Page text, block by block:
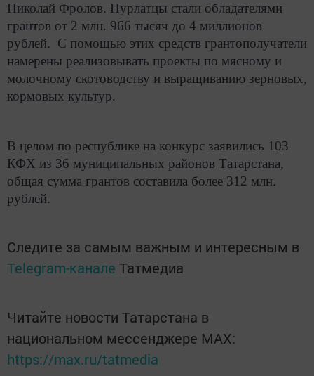
Николай Фролов. Нурлатцы стали обладателями
грантов от 2 млн. 966 тысяч до 4 миллионов
рублей. С помощью этих средств грантополучатели
намерены реализовывать проекты по мясному и
молочному скотоводству и выращиванию зерновых,
кормовых культур.
В целом по республике на конкурс заявились 103
КФХ из 36 муниципальных районов Татарстана,
общая сумма грантов составила более 312 млн.
рублей.
Следите за самым важным и интересным в
Telegram-канале Татмедиа
Читайте новости Татарстана в
национальном мессенджере MАХ:
https://max.ru/tatmedia